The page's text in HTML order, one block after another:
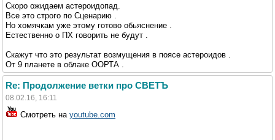
Скоро ожидаем астероидопад.
Все это строго по Сценарию .
Но хомячкам уже этому готово обьяснение .
Естественно о ПХ говорить не будут .
Скажут что это результат возмущения в поясе астероидов .
От 9 планете в облаке ООРТА .
Re: Продолжение ветки про СВЕТЪ
08.02.16, 16:11
Смотреть на youtube.com